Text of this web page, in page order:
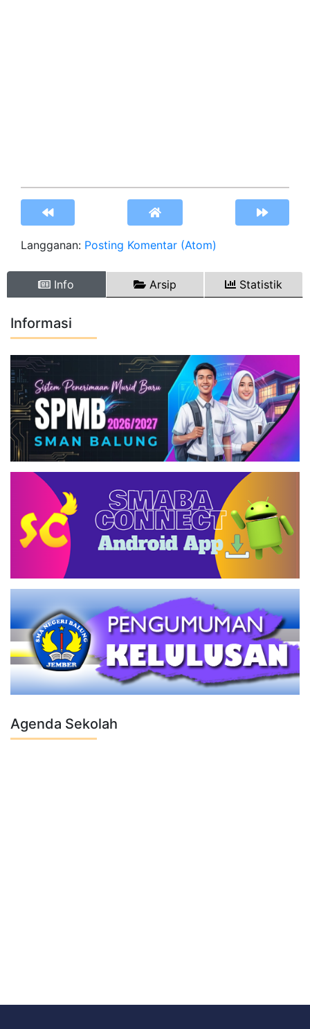
Langganan: Posting Komentar (Atom)
Info Arsip Statistik
Informasi
Agenda Sekolah